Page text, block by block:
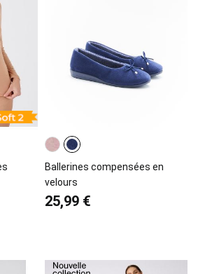
Ballerines compensées en
velours
25,99 €